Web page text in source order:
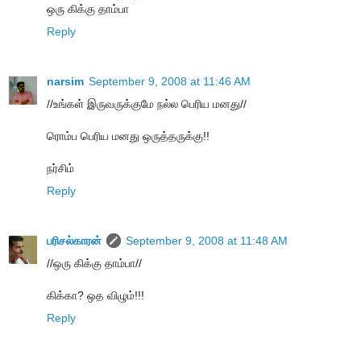
ஒரு கிக்கு தாம்பா
Reply
narsim September 9, 2008 at 11:46 AM
//உங்கள் இருவருக்குமே நல்ல பெரிய மனது//
ரொம்ப பெரிய மனது ஒருத்தருக்கு!!
நர்சிம்
Reply
பரிசல்காரன்
September 9, 2008 at 11:48 AM
//ஒரு கிக்கு தாம்பா//
கிக்கா? ஒத விழும்!!!
Reply